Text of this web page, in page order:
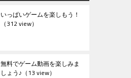
いっぱいゲームを楽しもう！
（312 view）
無料でゲーム動画を楽しみま
しょう♪ （13 view）